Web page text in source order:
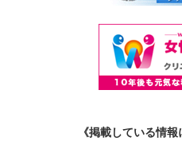
《掲載している情